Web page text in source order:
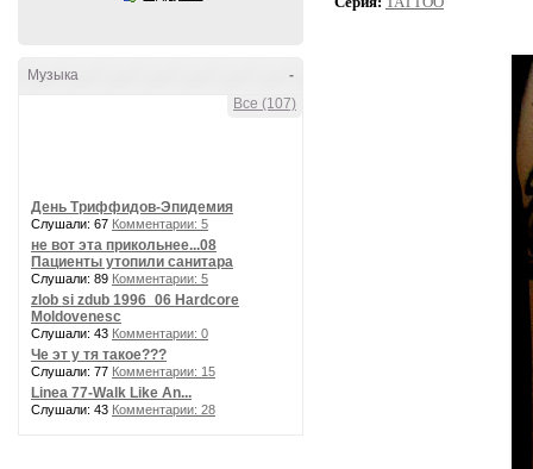
-
Музыка
Все (107)
День Триффидов-Эпидемия
Слушали: 67 Комментарии: 5
не вот эта прикольнее...08
Пациенты утопили санитара
Слушали: 89 Комментарии: 5
zlob si zdub 1996_06 Hardcore
Moldovenesc
Слушали: 43 Комментарии: 0
Че эт у тя такое???
Слушали: 77 Комментарии: 15
Linea 77-Walk Like An...
Слушали: 43 Комментарии: 28